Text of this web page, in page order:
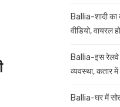
Ballia-शादी का
वीडियो, वायरल
Ballia-इस रेलवे
व्यवस्था, कतार में
Ballia-घर में